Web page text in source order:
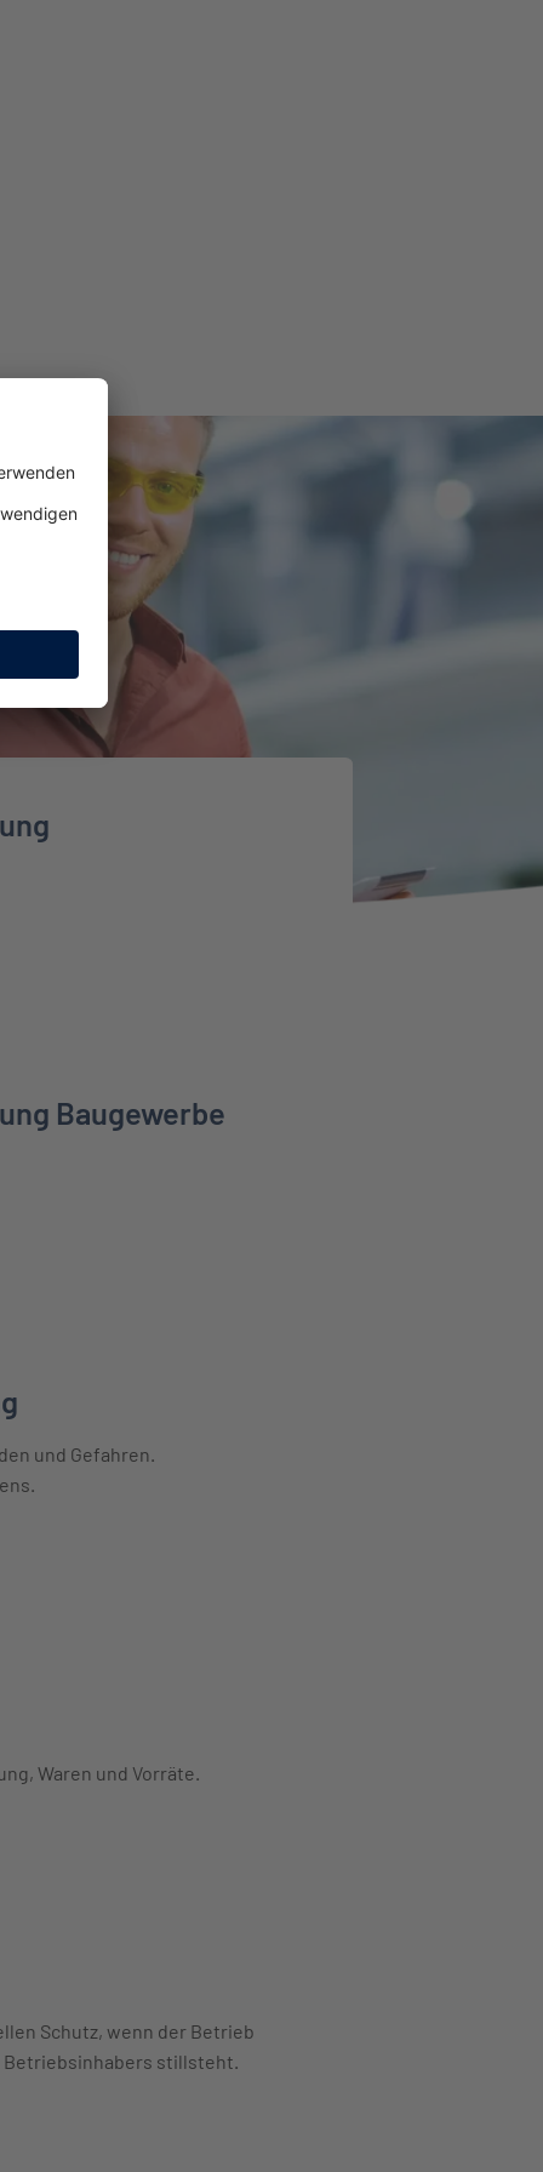
Baugewerbe
erfahren
und Gefahren.
Waren und Vorräte.
Schutz, wenn der Betrieb
Betriebsinhabers stillsteht.